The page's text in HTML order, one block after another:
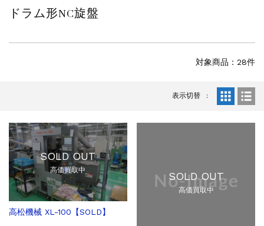
ドラム形NC旋盤
2026.5.22
その他の工作機械
2026.5.19
立形マシニングセンター
2026.4.28
ホーコス 4軸マシニングセンター NJ5...
立形マシニングセンター
2026.4.24
森精機 立形マシニングセンター NV50...
立形マシニングセンター
2026.4.19
森精機 立形マシニングセンター NV50...
立形マシニングセンター
2026.7.1
ドラム形NC旋盤
対象商品：28件
表示切替
SOLD OUT
高価買取中
高松機械 XL-100【SOLD】
SOLD OUT
高価買取中